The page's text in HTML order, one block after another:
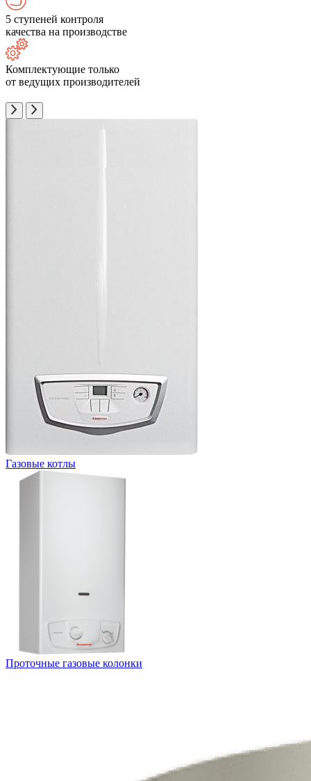
5 ступеней контроля
качества на производстве
Комплектующие только
от ведущих производителей
Газовые котлы
Проточные газовые колонки